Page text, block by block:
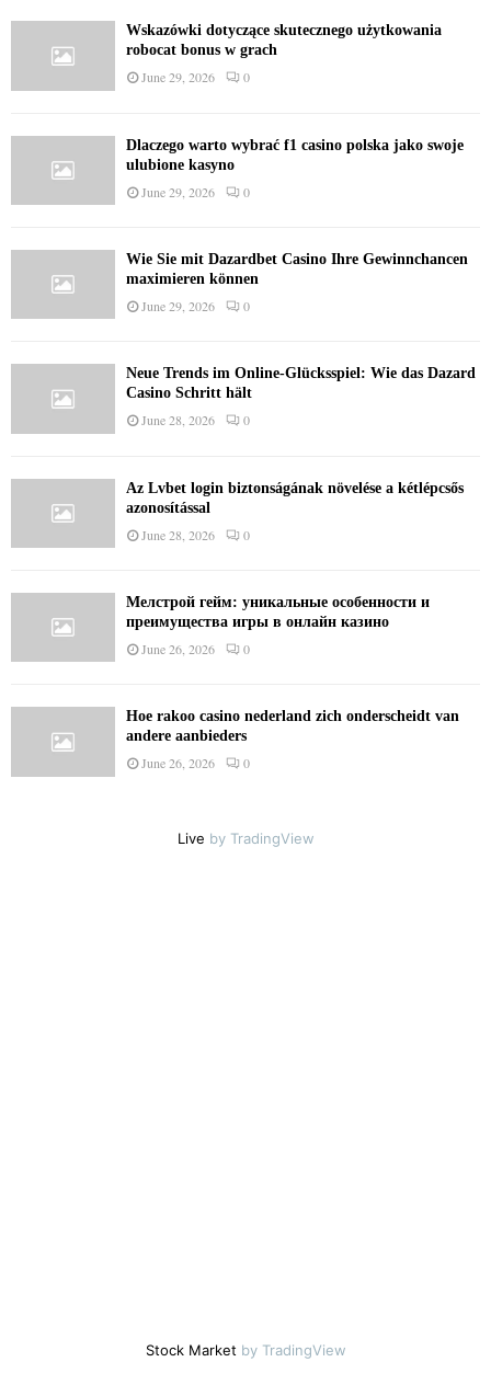
Wskazówki dotyczące skutecznego użytkowania
robocat bonus w grach
June 29, 2026 0
Dlaczego warto wybrać f1 casino polska jako swoje
ulubione kasyno
June 29, 2026 0
Wie Sie mit Dazardbet Casino Ihre Gewinnchancen
maximieren können
June 29, 2026 0
Neue Trends im Online-Glücksspiel: Wie das Dazard
Casino Schritt hält
June 28, 2026 0
Az Lvbet login biztonságának növelése a kétlépcsős
azonosítással
June 28, 2026 0
Мелстрой гейм: уникальные особенности и
преимущества игры в онлайн казино
June 26, 2026 0
Hoe rakoo casino nederland zich onderscheidt van
andere aanbieders
June 26, 2026 0
Live by TradingView
Stock Market by TradingView